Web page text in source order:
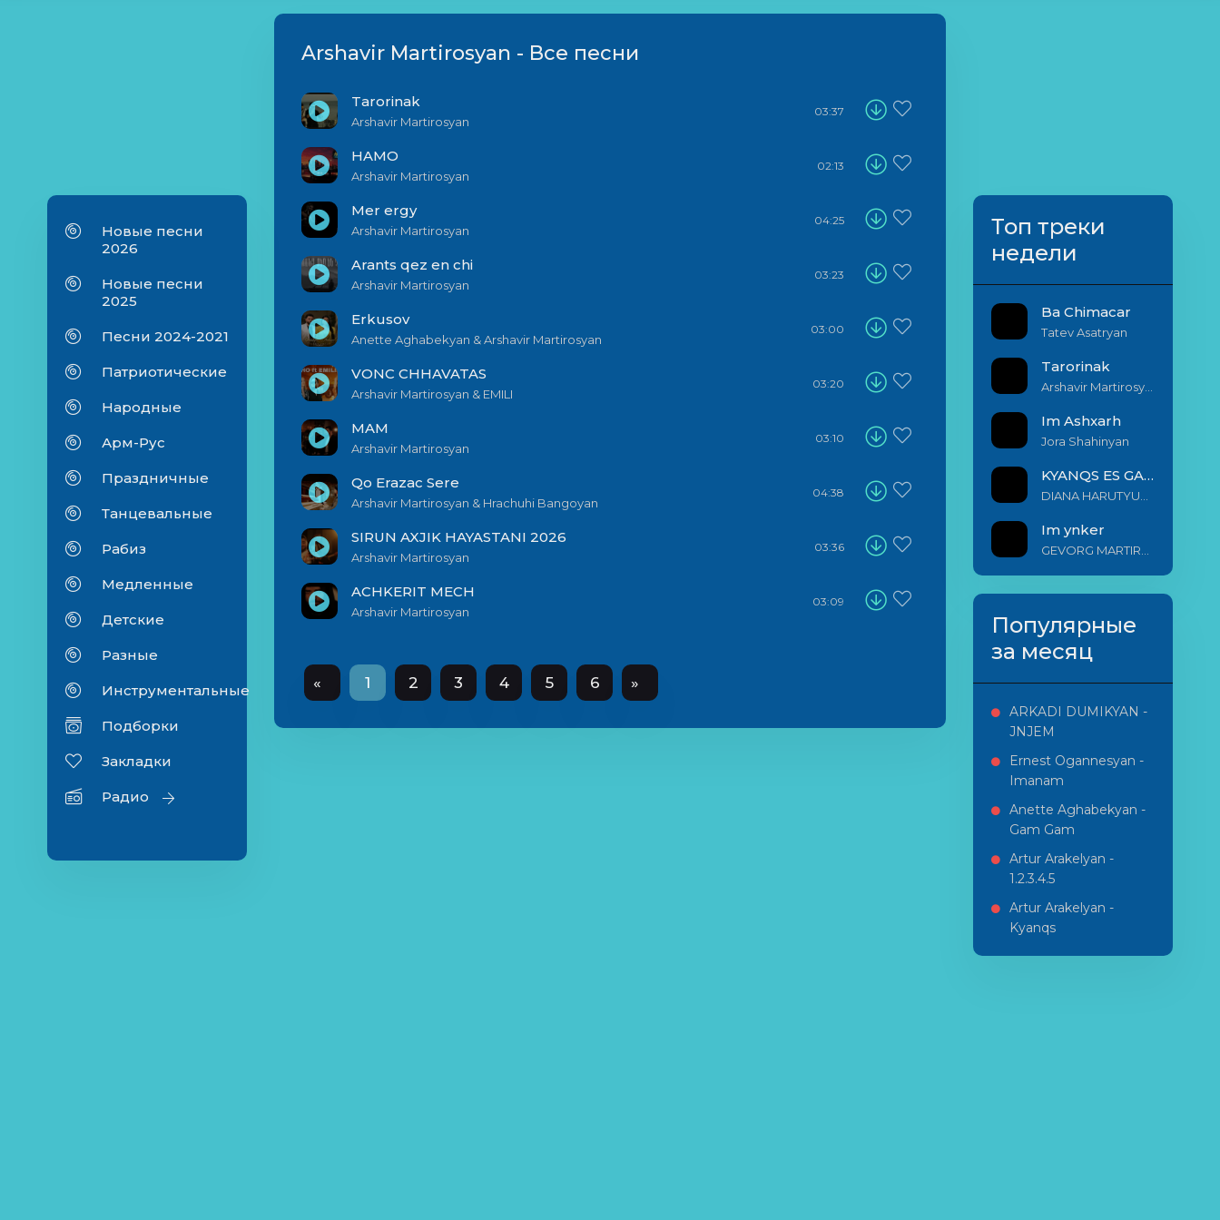
Новые песни
2026
Новые песни
2025
Песни 2024-2021
Патриотические
Народные
Арм-Рус
Праздничные
Танцевальные
Рабиз
Медленные
Детские
Разные
Инструментальные
Подборки
Закладки
Радио
Arshavir Martirosyan - Все песни
Tarorinak
Arshavir Martirosyan
03:37
HAMO
Arshavir Martirosyan
02:13
Mer ergy
Arshavir Martirosyan
04:25
Arants qez en chi
Arshavir Martirosyan
03:23
Erkusov
Anette Aghabekyan & Arshavir Martirosyan
03:00
VONC CHHAVATAS
Arshavir Martirosyan & EMILI
03:20
MAM
Arshavir Martirosyan
03:10
Qo Erazac Sere
Arshavir Martirosyan & Hrachuhi Bangoyan
04:38
SIRUN AXJIK HAYASTANI 2026
Arshavir Martirosyan
03:36
ACHKERIT MECH
Arshavir Martirosyan
03:09
« 1 2 3 4 5 6 »
Топ треки
недели
Ba Chimacar
Tatev Asatryan
Tarorinak
Im Ashxarh
Jora Shahinyan
KYANQS ES GALIS EM
Im ynker
Популярные
за месяц
ARKADI DUMIKYAN -
JNJEM
Ernest Ogannesyan -
Imanam
Anette Aghabekyan -
Gam Gam
Artur Arakelyan -
1.2.3.4.5
Artur Arakelyan -
Kyanqs